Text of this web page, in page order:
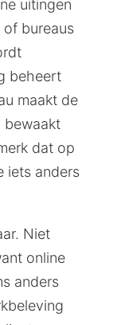
uitingen
bureaus
beheert
maakt de
bewaakt
dat op
iets anders
Niet
online
anders